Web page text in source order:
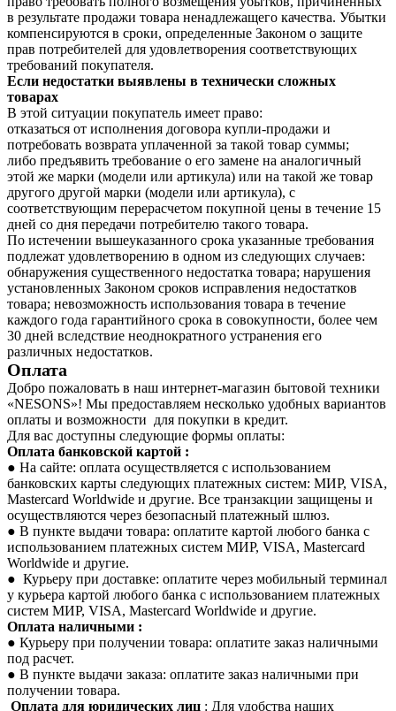
в результате продажи товара ненадлежащего качества. Убытки
компенсируются в сроки, определенные Законом о защите
прав потребителей для удовлетворения соответствующих
требований покупателя.
Если недостатки выявлены в технически сложных
товарах
В этой ситуации покупатель имеет право:
отказаться от исполнения договора купли-продажи и
потребовать возврата уплаченной за такой товар суммы;
либо предъявить требование о его замене на аналогичный
этой же марки (модели или артикула) или на такой же товар
другого другой марки (модели или артикула), с
соответствующим перерасчетом покупной цены в течение 15
дней со дня передачи потребителю такого товара.
По истечении вышеуказанного срока указанные требования
подлежат удовлетворению в одном из следующих случаев:
обнаружения существенного недостатка товара; нарушения
установленных Законом сроков исправления недостатков
товара; невозможность использования товара в течение
каждого года гарантийного срока в совокупности, более чем
30 дней вследствие неоднократного устранения его
различных недостатков.
Оплата
Добро пожаловать в наш интернет-магазин бытовой техники
«NESONS»! Мы предоставляем несколько удобных вариантов
оплаты и возможности для покупки в кредит.
Для вас доступны следующие формы оплаты:
Оплата банковской картой :
● На сайте: оплата осуществляется с использованием
банковских карты следующих платежных систем: МИР, VISA,
Mastercard Worldwide и другие. Все транзакции защищены и
осуществляются через безопасный платежный шлюз.
● В пункте выдачи товара: оплатите картой любого банка с
использованием платежных систем МИР, VISA, Mastercard
Worldwide и другие.
● Курьеру при доставке: оплатите через мобильный терминал
у курьера картой любого банка с использованием платежных
систем МИР, VISA, Mastercard Worldwide и другие.
Оплата наличными :
● Курьеру при получении товара: оплатите заказ наличными
под расчет.
● В пункте выдачи заказа: оплатите заказ наличными при
получении товара.
Оплата для юридических лиц : Для удобства наших